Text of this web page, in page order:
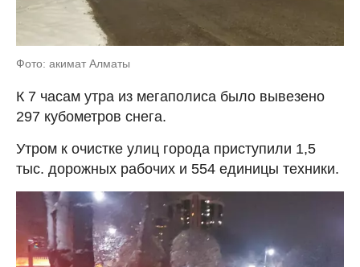
Фото: акимат Алматы
К 7 часам утра из мегаполиса было вывезено
297 кубометров снега.
Утром к очистке улиц города приступили 1,5
тыс. дорожных рабочих и 554 единицы техники.